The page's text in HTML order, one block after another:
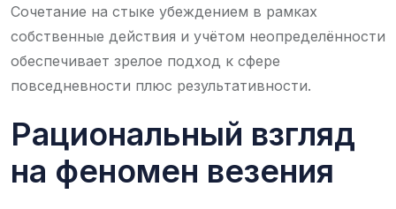
Сочетание на стыке убеждением в рамках
собственные действия и учётом неопределённости
обеспечивает зрелое подход к сфере
повседневности плюс результативности.
Рациональный взгляд
на феномен везения